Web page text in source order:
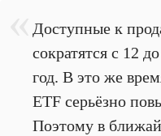
Доступные к
сократятся с 12
год. В это же
ETF серьёзно
Поэтому в